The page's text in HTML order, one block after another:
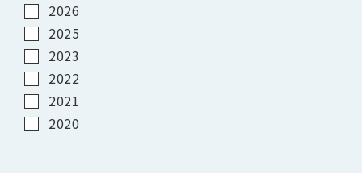
2026
2025
2023
2022
2021
2020